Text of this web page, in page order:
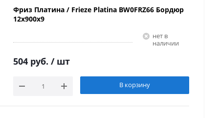
Фриз Платина / Frieze Platina BW0FRZ66 Бордюр
12х900х9
Нет в
наличии
504 руб. / шт
В корзину